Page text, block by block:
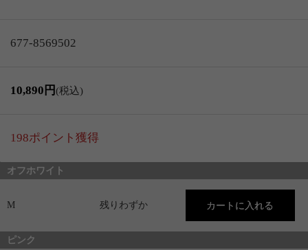
677-8569502
10,890円(税込)
198ポイント獲得
オフホワイト
M 残りわずか
ピンク